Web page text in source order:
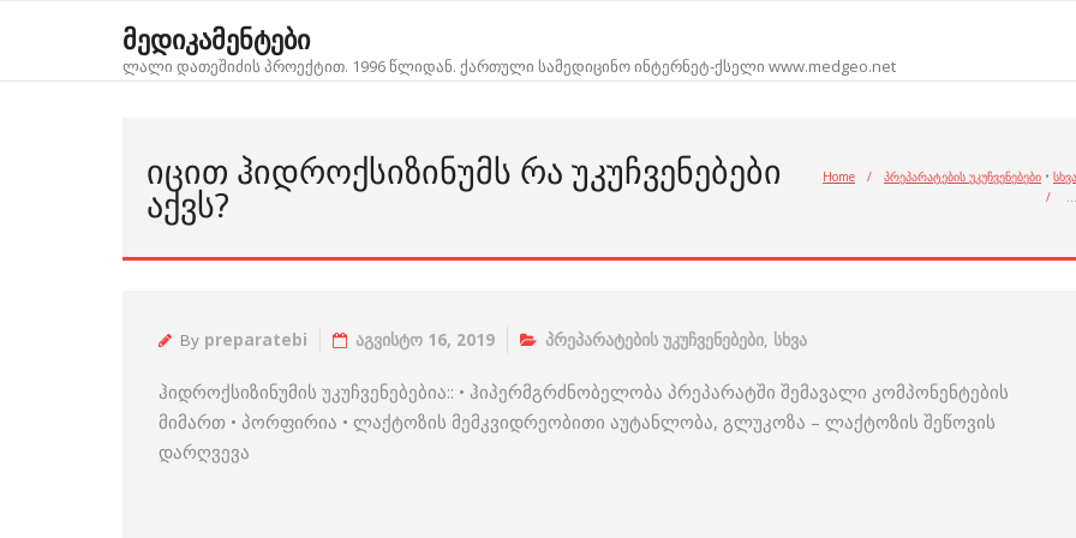
მედიკამენტები
ლალი დათეშიძის პროექტით. 1996 წლიდან. ქართული სამედიცინო ინტერნეტ-ქსელი www.medgeo.net
ᲘᲪᲘᲗ ᲰᲘᲓᲠᲝᲥᲡᲘᲖᲘᲜᲣᲛᲡ ᲠᲐ ᲣᲙᲣᲩᲕᲔᲜᲔᲑᲔᲑᲘ
ᲐᲥᲕᲡ?
Home / პრეპარატების უკუჩვენებები • სხვა
/
…
By preparatebi აგვისტო 16, 2019 პრეპარატების უკუჩვენებები, სხვა
ჰიდროქსიზინუმის უკუჩვენებებია:: • ჰიპერმგრძნობელობა პრეპარატში შემავალი კომპონენტების
მიმართ • პორფირია • ლაქტოზის მემკვიდრეობითი აუტანლობა, გლუკოზა – ლაქტოზის შეწოვის
დარღვევა